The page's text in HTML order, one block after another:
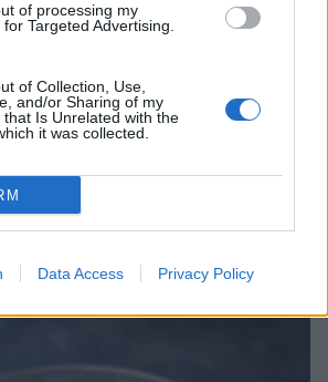
of processing my
Targeted Advertising.
of Collection, Use,
and/or Sharing of my
that Is Unrelated with the
it was collected.
Data Access Privacy Policy
vis